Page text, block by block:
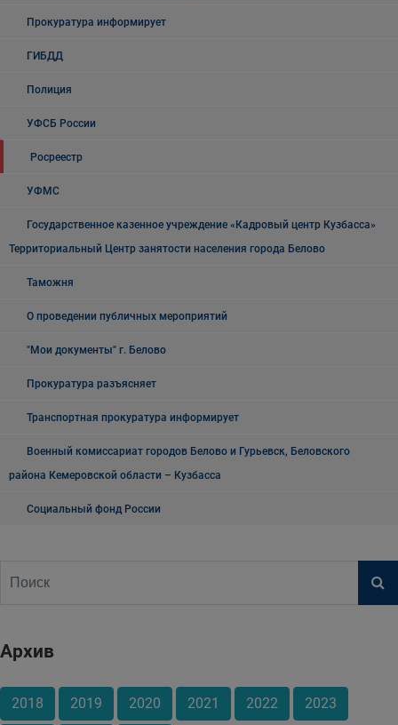
Прокуратура информирует
ГИБДД
Полиция
УФСБ России
Росреестр
УФМС
Государственное казенное учреждение «Кадровый центр Кузбасса»
Территориальный Центр занятости населения города Белово
Таможня
О проведении публичных мероприятий
"Мои документы" г. Белово
Прокуратура разъясняет
Транспортная прокуратура информирует
Военный комиссариат городов Белово и Гурьевск, Беловского
района Кемеровской области – Кузбасса
Социальный фонд России
Архив
2018 2019 2020 2021 2022 2023